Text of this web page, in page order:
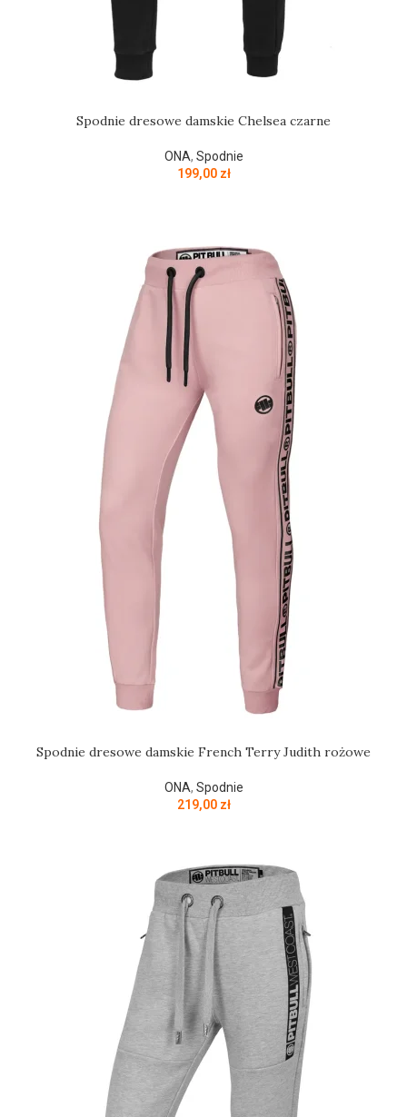
Spodnie dresowe damskie Chelsea czarne
ONA, Spodnie
199,00 zł
Spodnie dresowe damskie French Terry Judith rożowe
ONA, Spodnie
219,00 zł